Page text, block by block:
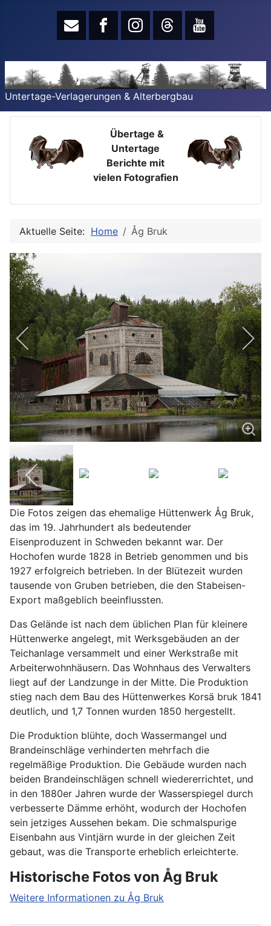
Untertage-Verlagerungen & Alterbergbau
Übertage &
Untertage
Berichte mit
vielen Fotografien
Aktuelle Seite: Home Åg Bruk
Die Fotos zeigen das ehemalige Hüttenwerk Åg Bruk,
das im 19. Jahrhundert als bedeutender
Eisenproduzent in Schweden bekannt war. Der
Hochofen wurde 1828 in Betrieb genommen und bis
1927 erfolgreich betrieben. In der Blütezeit wurden
tausende von Gruben betrieben, die den Stabeisen-
Export maßgeblich beeinflussten.
Das Gelände ist nach dem üblichen Plan für kleinere
Hüttenwerke angelegt, mit Werksgebäuden an der
Teichanlage versammelt und einer Werkstraße mit
Arbeiterwohnhäusern. Das Wohnhaus des Verwalters
liegt auf der Landzunge in der Mitte. Die Produktion
stieg nach dem Bau des Hüttenwerkes Korsä bruk 1841
deutlich, und 1,7 Tonnen wurden 1850 hergestellt.
Die Produktion blühte, doch Wassermangel und
Brandeinschläge verhinderten mehrfach die
regelmäßige Produktion. Die Gebäude wurden nach
beiden Brandeinschlägen schnell wiedererrichtet, und
in den 1880er Jahren wurde der Wasserspiegel durch
verbesserte Dämme erhöht, wodurch der Hochofen
sein jetziges Aussehen bekam. Die schmalspurige
Eisenbahn aus Vintjärn wurde in der gleichen Zeit
gebaut, was die Transporte erheblich erleichterte.
Historische Fotos von Åg Bruk
Weitere Informationen zu Åg Bruk